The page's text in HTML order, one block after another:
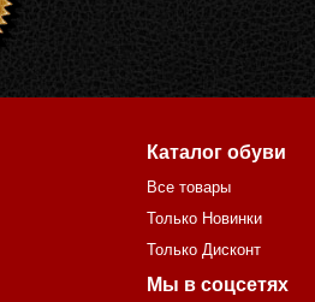
Каталог обуви
Все товары
Только Новинки
Только Дисконт
Мы в соцсетях